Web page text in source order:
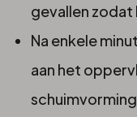
gevallen zodat
Na enkele
aan het